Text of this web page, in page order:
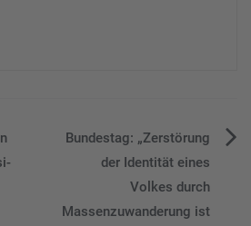
Bundestag: „Zerstörung
der Identität eines
Volkes durch
Massenzuwanderung ist